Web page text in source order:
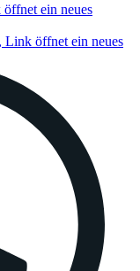
ein neues
öffnet ein neues